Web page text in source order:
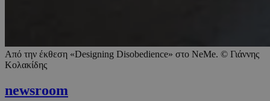
Από την έκθεση «Designing Disobedience» στο NeMe. © Γιάννης
Κολακίδης
newsroom